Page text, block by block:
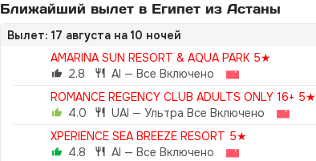
Ближайший вылет в Египет из Астаны
Вылет: 17 августа на 10 ночей
AMARINA SUN RESORT & AQUA PARK 5★
2.8
AI — Все Включено
ROMANCE REGENCY CLUB ADULTS ONLY 16+ 5★
4.0
UAI — Ультра Все Включено
XPERIENCE SEA BREEZE RESORT 5★
4.8
AI — Все Включено